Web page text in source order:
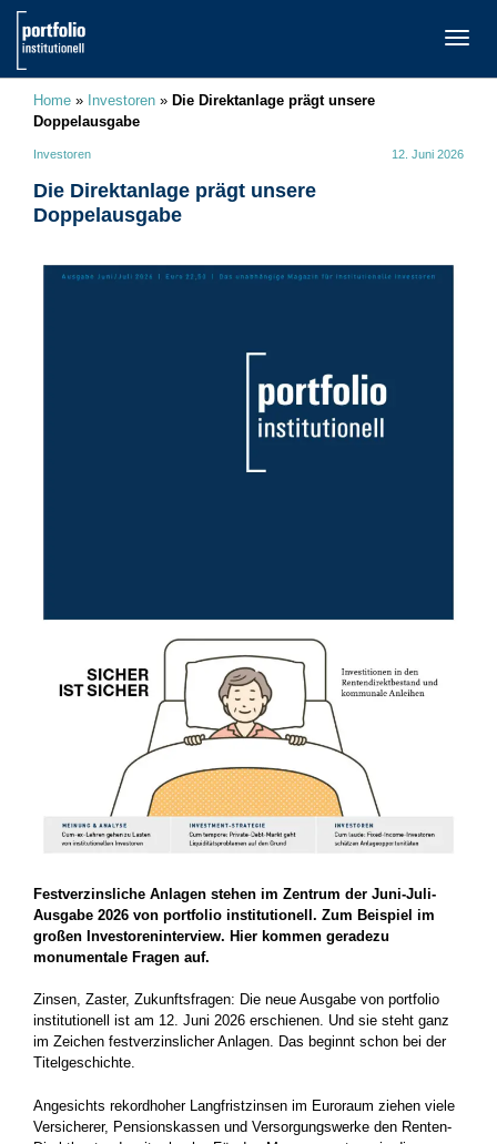
Home » Investoren » Die Direktanlage prägt unsere
Doppelausgabe
Investoren 12. Juni 2026
Die Direktanlage prägt unsere
Doppelausgabe
Festverzinsliche Anlagen stehen im Zentrum der Juni-Juli-
Ausgabe 2026 von portfolio institutionell. Zum Beispiel im
großen Investoreninterview. Hier kommen geradezu
monumentale Fragen auf.
Zinsen, Zaster, Zukunftsfragen: Die neue Ausgabe von portfolio
institutionell ist am 12. Juni 2026 erschienen. Und sie steht ganz
im Zeichen festverzinslicher Anlagen. Das beginnt schon bei der
Titelgeschichte.
Angesichts rekordhoher Langfristzinsen im Euroraum ziehen viele
Versicherer, Pensionskassen und Versorgungswerke den Renten-